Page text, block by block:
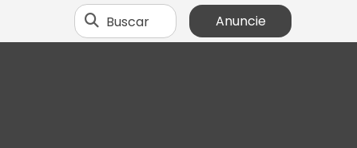
Buscar Anuncie